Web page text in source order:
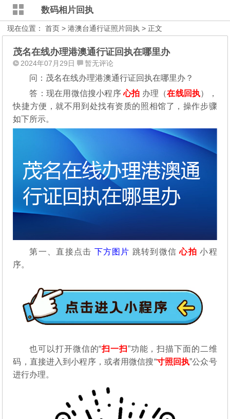
数码相片回执
现在位置：首页 >港澳台通行证照片回执 > 正文
茂名在线办理港澳通行证回执在哪里办
2024年07月29日 暂无评论
问：茂名在线办理港澳通行证回执在哪里办？
答：现在用微信搜小程序心拍 办理（在线回执），
快捷方便，就不用到处找有资质的照相馆了，操作步骤
如下所示。
第一、直接点击 下方图片 跳转到微信心拍小程
序。
也可以打开微信的“扫一扫”功能，扫描下面的二维
码，直接进入到小程序，或者用微信搜“寸照回执”公众号
进行办理。